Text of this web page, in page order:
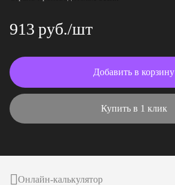
913 руб./шт
Добавить в корзину
Купить в 1 клик
Онлайн-калькулятор